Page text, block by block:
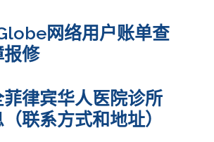
网络用户账单查
报修
律宾华人医院诊所
联系方式和地址）